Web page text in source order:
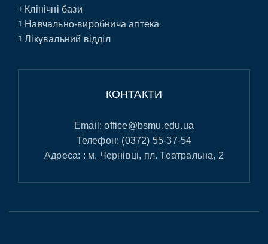
Клінічні бази
Навчально-виробнича аптека
Лікувальний відділ
КОНТАКТИ
Email:office@bsmu.edu.ua
Телефон: (0372) 55-37-54
Адреса: : м. Чернівці, пл. Театральна, 2